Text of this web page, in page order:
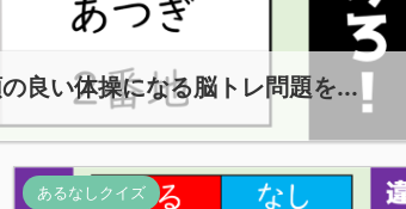
良い体操になる脳トレ問題を...
あるなしクイズ